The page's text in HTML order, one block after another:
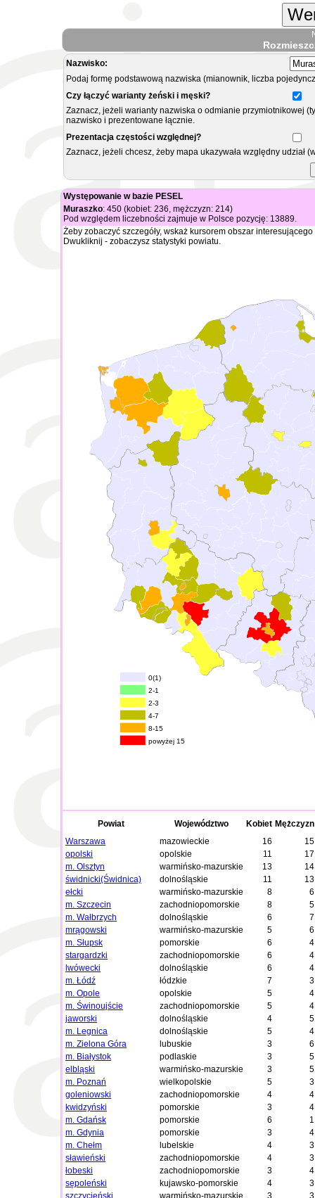
Nazwisko:
Podaj formę podstawową nazwiska (mianownik, liczba
Czy łączyć warianty żeński i męski?
Zaznacz, jeżeli warianty nazwiska o odmianie przymiotnikowej
nazwisko i prezentowane łącznie.
Prezentacja częstości względnej?
Zaznacz, jeżeli chcesz, żeby mapa ukazywała względny
Występowanie w bazie PESEL
Muraszko: 450 (kobiet: 236, mężczyzn: 214)
Pod względem liczebności zajmuje w Polsce pozycję: 13889.
Żeby zobaczyć szczegóły, wskaż kursorem obszar
Dwukliknij - zobaczysz statystyki powiatu.
0(1)
2-1
2-3
4-7
8-15
powyżej 15
Powiat Województwo Kobiet Mężczyzn
Warszawa
mazowieckie 16
15
opolski
opolskie 11
17
m. Olsztyn
warmińsko-mazurskie 13
14
świdnicki(Świdnica)
dolnośląskie 11
13
ełcki
warmińsko-mazurskie 8
6
m. Szczecin
zachodniopomorskie 8
5
m. Wałbrzych
dolnośląskie 6
7
mrągowski
warmińsko-mazurskie 5
6
m. Słupsk
pomorskie 6
4
stargardzki
zachodniopomorskie 6
4
lwówecki
dolnośląskie 6
4
m. Łódź
łódzkie 7
3
m. Opole
opolskie 5
4
m. Świnoujście
zachodniopomorskie 5
4
jaworski
dolnośląskie 4
5
m. Legnica
dolnośląskie 5
4
m. Zielona Góra
lubuskie 3
6
m. Białystok
podlaskie 3
5
elbląski
warmińsko-mazurskie 3
5
m. Poznań
wielkopolskie 5
3
goleniowski
zachodniopomorskie 4
4
kwidzyński
pomorskie 3
4
m. Gdańsk
pomorskie 6
1
m. Gdynia
pomorskie 3
4
m. Chełm
lubelskie 4
3
sławieński
zachodniopomorskie 4
3
łobeski
zachodniopomorskie 3
4
sępoleński
kujawsko-pomorskie 4
3
szczycieński
warmińsko-mazurskie 3
3